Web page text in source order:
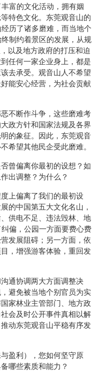
富的文化活动，拥有姻
特色文化。东莞观音山的
历了诸多磨难，而当地个
制约着景区的发展，从规
以及地方政府的打压和迫
任何一家企业身上，都是
去承受。观音山人不希望
能安心经营，为社会贡献
不断作斗争，这些磨难考
政方针和国家法规及各界
的象征。因此，东莞观音
希望其他民企受此磨难。
曾偏离你最初的设想？如
出调整？为什么？
上偏离了我们的最初设
的中国第五大文化名山，
供电不足、违法毁林、地
偏，公园一方面要费心费
发展阻碍；另一方面，依
，增强游客体验，重回发
通协调两大方面调整决
避免被当地个别官员为实
家林业主管部门、地方政
会及时公开事件真相以解
动东莞观音山平稳有序发
盈利），您如何坚守原
哪些素质和能力？